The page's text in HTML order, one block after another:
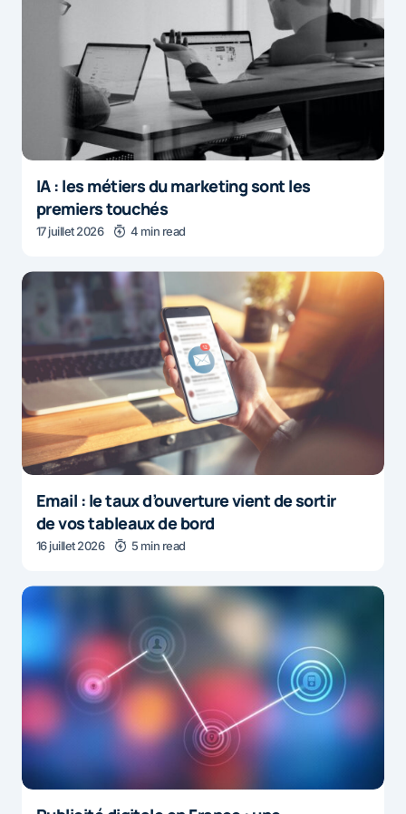
IA : les métiers du marketing sont les
premiers touchés
17 juillet 2026 4 min read
Email : le taux d’ouverture vient de sortir
de vos tableaux de bord
16 juillet 2026 5 min read